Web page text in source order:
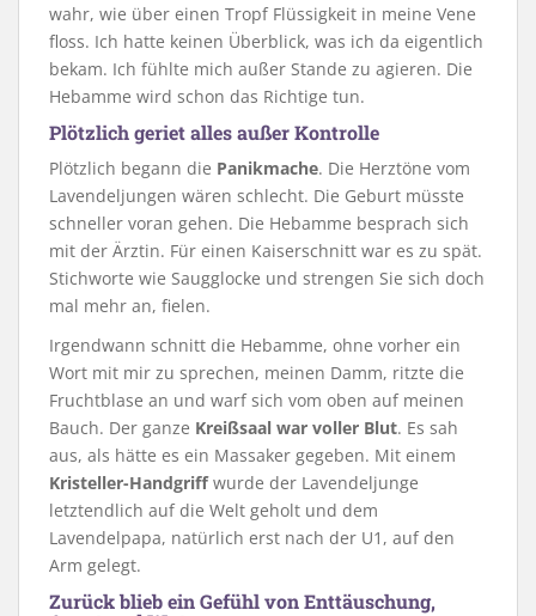
wahr, wie über einen Tropf Flüssigkeit in meine Vene
floss. Ich hatte keinen Überblick, was ich da eigentlich
bekam. Ich fühlte mich außer Stande zu agieren. Die
Hebamme wird schon das Richtige tun.
Plötzlich geriet alles außer Kontrolle
Plötzlich begann die Panikmache. Die Herztöne vom
Lavendeljungen wären schlecht. Die Geburt müsste
schneller voran gehen. Die Hebamme besprach sich
mit der Ärztin. Für einen Kaiserschnitt war es zu spät.
Stichworte wie Saugglocke und strengen Sie sich doch
mal mehr an, fielen.
Irgendwann schnitt die Hebamme, ohne vorher ein
Wort mit mir zu sprechen, meinen Damm, ritzte die
Fruchtblase an und warf sich vom oben auf meinen
Bauch. Der ganze Kreißsaal war voller Blut. Es sah
aus, als hätte es ein Massaker gegeben. Mit einem
Kristeller-Handgriffwurde der Lavendeljunge
letztendlich auf die Welt geholt und dem
Lavendelpapa, natürlich erst nach der U1, auf den
Arm gelegt.
Zurück blieb ein Gefühl von Enttäuschung,